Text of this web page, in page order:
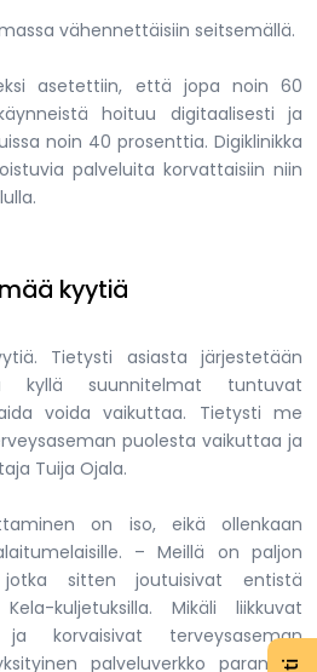
vähennettäisiin seitsemällä.
asetettiin, että jopa noin 60
hoituu digitaalisesti ja
noin 40 prosenttia. Digiklinikka
palveluita korvattaisiin niin
kyytiä
Tietysti asiasta järjestetään
kyllä suunnitelmat tuntuvat
voida vaikuttaa. Tietysti me
puolesta vaikuttaa ja
Tuija Ojala.
on iso, eikä ollenkaan
– Meillä on paljon
jotka sitten joutuisivat entistä
kuljetuksilla. Mikäli liikkuvat
korvaisivat terveysaseman
palveluverkko parantuisi